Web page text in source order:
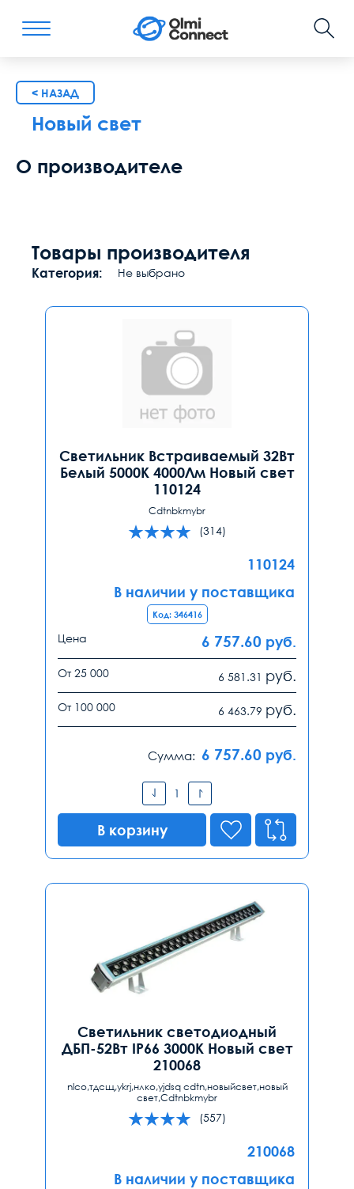
< НАЗАД
Новый свет
О производителе
Товары производителя
Категория: Не выбрано
Светильник Встраиваемый 32Вт
Белый 5000К 4000Лм Новый свет
110124
Cdtnbkmybr
(314)
110124
В наличии у поставщика
Код: 346416
Цена 6 757.60 руб.
От 25 000 6 581.31 руб.
От 100 000 6 463.79 руб.
Сумма: 6 757.60 руб.
В корзину
Светильник светодиодный
ДБП-52Вт IP66 3000К Новый свет
210068
nlco,тдсщ,ykrj,нлко,yjdsq cdtn,новыйсвет,новый
свет,Cdtnbkmybr
(557)
210068
В наличии у поставщика